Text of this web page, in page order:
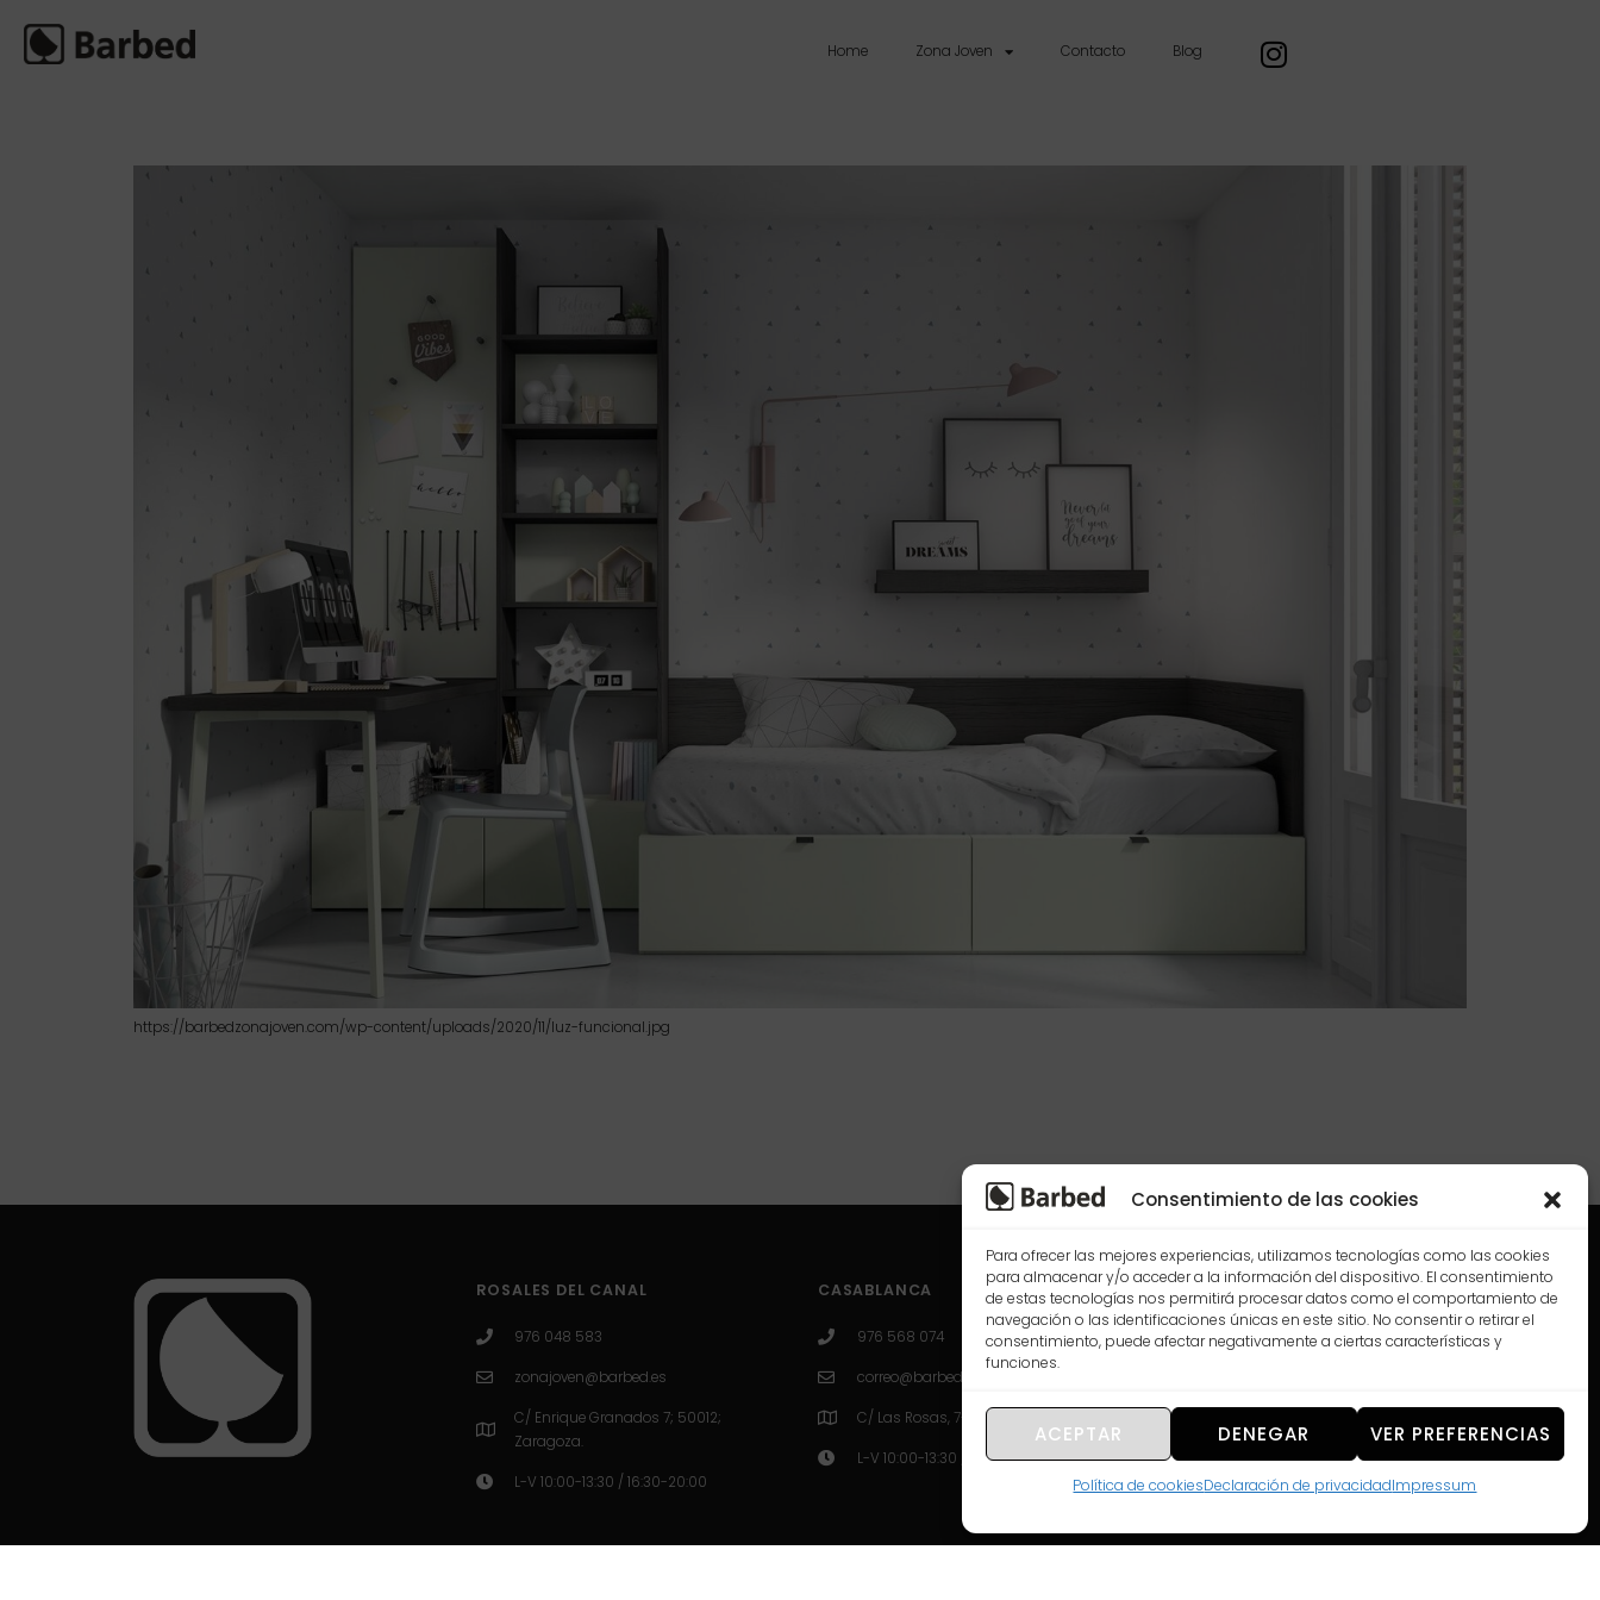
Consentimiento de las cookies
Para ofrecer las mejores experiencias, utilizamos tecnologías como las cookies
para almacenar y/o acceder a la información del dispositivo. El consentimiento
de estas tecnologías nos permitirá procesar datos como el comportamiento de
navegación o las identificaciones únicas en este sitio. No consentir o retirar el
consentimiento, puede afectar negativamente a ciertas características y
funciones.
ACEPTAR DENEGAR VER PREFERENCIAS
Política de cookiesDeclaración de privacidadImpressum
Home Zona Joven Contacto Blog
https://barbedzonajoven.com/wp-content/uploads/2020/11/luz-funcional.jpg
ROSALES DEL CANAL
976 048 583
zonajoven@barbed.es
C/ Enrique Granados 7; 50012;
Zaragoza.
L-V 10:00-13:30 / 16:30-20:00
CASABLANCA
976 568 074
correo@barbed.es
C/ Las Rosas, 7-9-11, 50009 Zaragoza.
L-V 10:00-13:30 / 16:30-20:00